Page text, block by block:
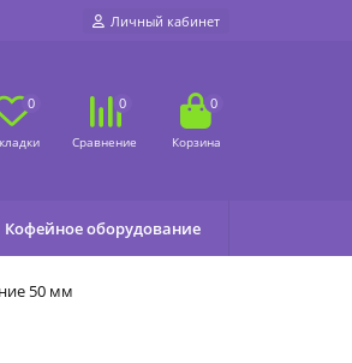
Личный кабинет
0 0 0
Кофейное оборудование
50 мм